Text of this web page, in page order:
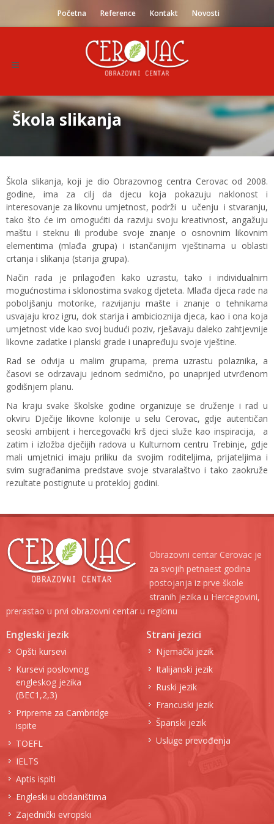
Početna Reference Kontakt Novosti
Škola slikanja
Škola slikanja, koji je dio Obrazovnog centra Cerovac od 2008.
godine, ima za cilj da djecu koja pokazuju naklonost i
interesovanje za likovnu umjetnost, podrži u učenju i stvaranju,
tako što će im omogućiti da razviju svoju kreativnost, angažuju
maštu i steknu ili prodube svoje znanje o osnovnim likovnim
elementima (mlađa grupa) i istančanijim vještinama u oblasti
crtanja i slikanja (starija grupa).
Način rada je prilagođen kako uzrastu, tako i individualnim
mogućnostima i sklonostima svakog djeteta. Mlađa djeca rade na
poboljšanju motorike, razvijanju mašte i znanje o tehnikama
usvajaju kroz igru, dok starija i ambicioznija djeca, kao i ona koja
umjetnost vide kao svoj budući poziv, rješavaju daleko zahtjevnije
likovne zadatke i planski grade i unapređuju svoje vještine.
Rad se odvija u malim grupama, prema uzrastu polaznika, a
časovi se odrzavaju jednom sedmično, po unaprijed utvrđenom
godišnjem planu.
Na kraju svake školske godine organizuje se druženje i rad u
okviru Dječije likovne kolonije u selu Cerovac, gdje autentičan
seoski ambijent i hercegovački krš djeci služe kao inspiracija, a
zatim i izložba dječijih radova u Kulturnom centru Trebinje, gdje
mali umjetnici imaju priliku da svojim roditeljima, prijateljima i
svim sugrađanima predstave svoje stvaralaštvo i tako zaokruže
rezultate postignute u protekloj godini.
Obrazovni centar Cerovac je
za svojih petnaest godina
postojanja iz prve škole
stranih jezika u Hercegovini,
prerastao u prvi obrazovni centar u regionu
Engleski jezik
Opšti kursevi
Kursevi poslovnog
engleskog jezika
(BEC1,2,3)
Pripreme za Cambridge
ispite
TOEFL
IELTS
Aptis ispiti
Engleski u obdaništima
Zajednički evropski
Strani jezici
Njemački jezik
Italijanski jezik
Ruski jezik
Francuski jezik
Španski jezik
Usluge prevođenja